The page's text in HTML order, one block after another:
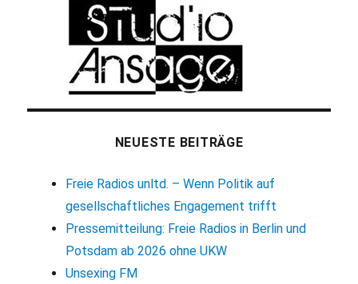
NEUESTE BEITRÄGE
Freie Radios unltd. – Wenn Politik auf
gesellschaftliches Engagement trifft
Pressemitteilung: Freie Radios in Berlin und
Potsdam ab 2026 ohne UKW
Unsexing FM